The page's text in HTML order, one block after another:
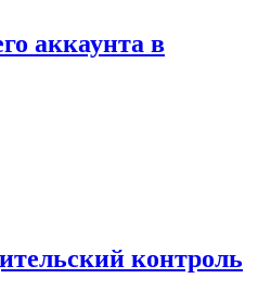
аккаунта в
контроль